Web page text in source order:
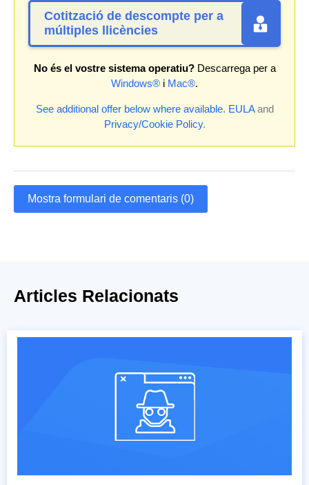
Cotització de descompte per a
múltiples llicències
No és el vostre sistema operatiu?Descarrega per a
Windows® i Mac®.
See additional offer below where available. EULAand
Privacy/Cookie Policy.
Mostra formulari de comentaris (0)
Articles Relacionats